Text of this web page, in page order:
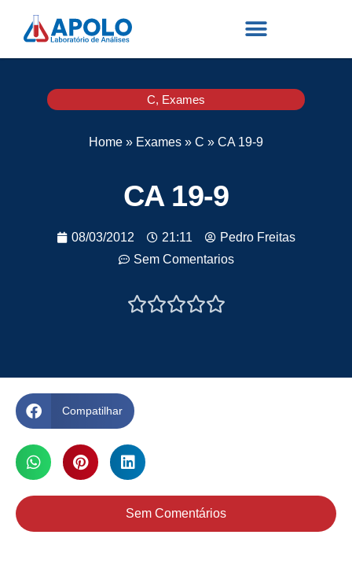
C, Exames
Home » Exames » C » CA 19-9
CA 19-9
08/03/2012 21:11
Pedro Freitas
Sem Comentarios

Compatilhar
Sem Comentários